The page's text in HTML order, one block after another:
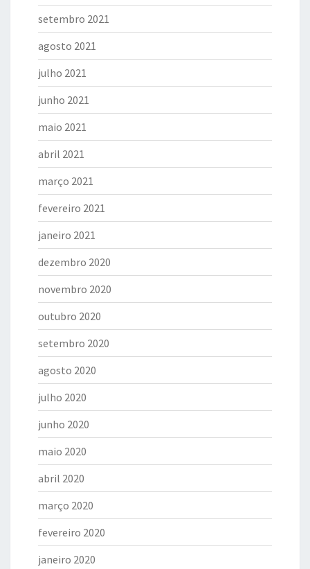
setembro 2021
agosto 2021
julho 2021
junho 2021
maio 2021
abril 2021
março 2021
fevereiro 2021
janeiro 2021
dezembro 2020
novembro 2020
outubro 2020
setembro 2020
agosto 2020
julho 2020
junho 2020
maio 2020
abril 2020
março 2020
fevereiro 2020
janeiro 2020